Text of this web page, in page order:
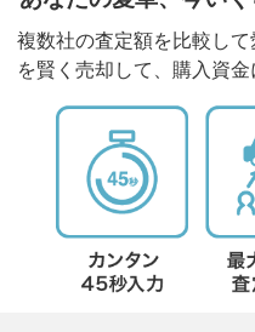
複数社の査定額を比較し
を賢く売却して、購入資金